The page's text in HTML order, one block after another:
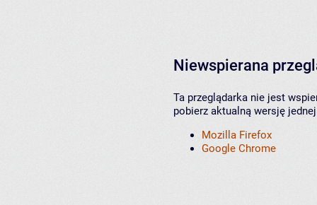
Niewspierana
Ta przeglądarka nie jest
pobierz aktualną wersję
Mozilla Firefox
Google Chrome